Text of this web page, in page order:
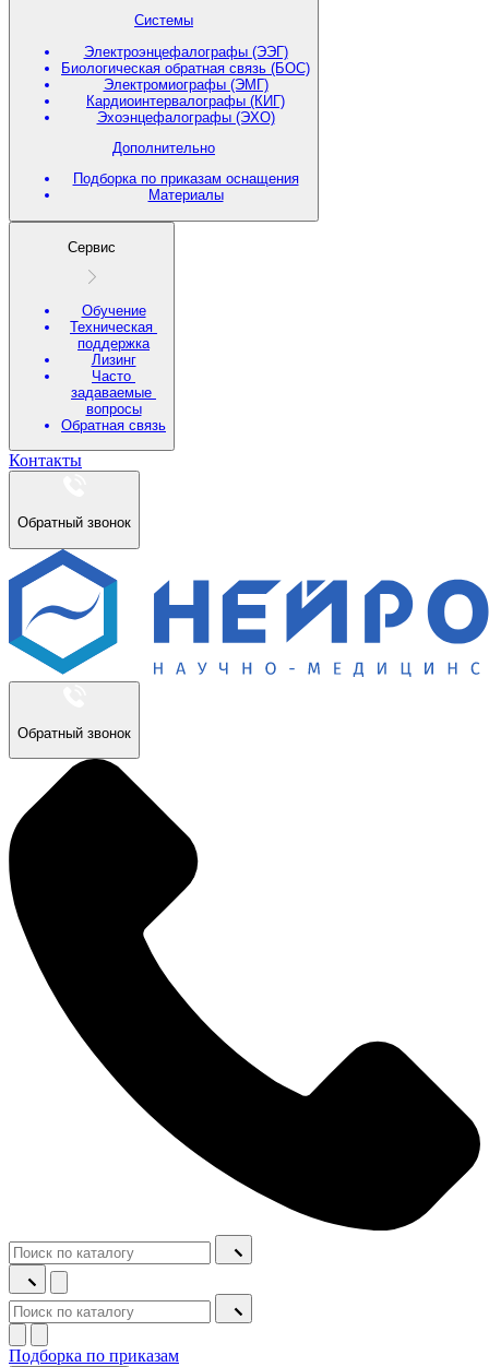
Системы
Электроэнцефалографы (ЭЭГ)
Биологическая обратная связь (БОС)
Электромиографы (ЭМГ)
Кардиоинтервалографы (КИГ)
Эхоэнцефалографы (ЭХО)
Дополнительно
Подборка по приказам оснащения
Материалы
Сервис
Обучение
Техническая
поддержка
Лизинг
Часто
задаваемые
вопросы
Обратная связь
Контакты
Обратный звонок
Обратный звонок
Подборка по приказам